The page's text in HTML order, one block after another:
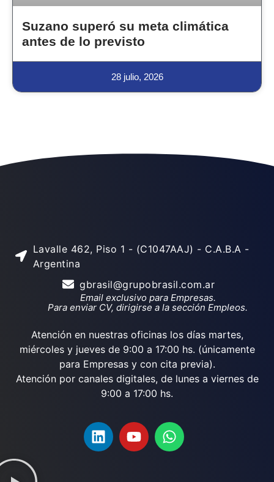
Suzano superó su meta climática
antes de lo previsto
28 julio, 2026
Lavalle 462, Piso 1 - (C1047AAJ) - C.A.B.A -
Argentina
gbrasil@grupobrasil.com.ar
Email exclusivo para Empresas.
Para enviar CV, dirigirse a la sección Empleos.
Atención en nuestras oficinas los días martes,
miércoles y jueves de 9:00 a 17:00 hs. (únicamente
para Empresas y con cita previa).
Atención por canales digitales, de lunes a viernes de
9:00 a 17:00 hs.